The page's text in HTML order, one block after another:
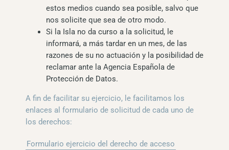
estos medios cuando sea posible, salvo que
nos solicite que sea de otro modo.
Si la Isla no da curso a la solicitud, le
informará, a más tardar en un mes, de las
razones de su no actuación y la posibilidad de
reclamar ante la Agencia Española de
Protección de Datos.
A fin de facilitar su ejercicio, le facilitamos los
enlaces al formulario de solicitud de cada uno de
los derechos:
Formulario ejercicio del derecho de acceso